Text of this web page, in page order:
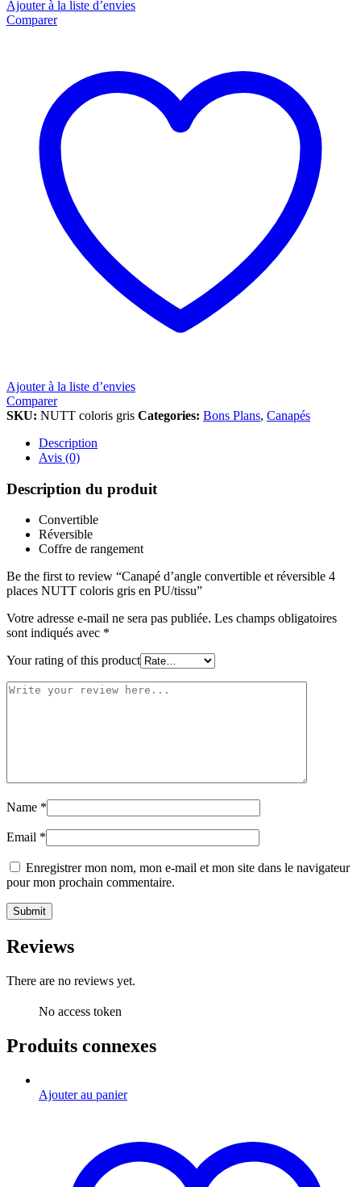
Ajouter à la liste d’envies
Comparer
Ajouter à la liste d’envies
Comparer
SKU: NUTT coloris gris Categories: Bons Plans, Canapés
Description
Avis (0)
Description du produit
Convertible
Réversible
Coffre de rangement
Be the first to review “Canapé d’angle convertible et réversible 4
places NUTT coloris gris en PU/tissu”
Votre adresse e-mail ne sera pas publiée. Les champs obligatoires
sont indiqués avec *
Your rating of this product
Name *
Email *
Enregistrer mon nom, mon e-mail et mon site dans le navigateur
pour mon prochain commentaire.
Reviews
There are no reviews yet.
No access token
Produits connexes
Ajouter au panier